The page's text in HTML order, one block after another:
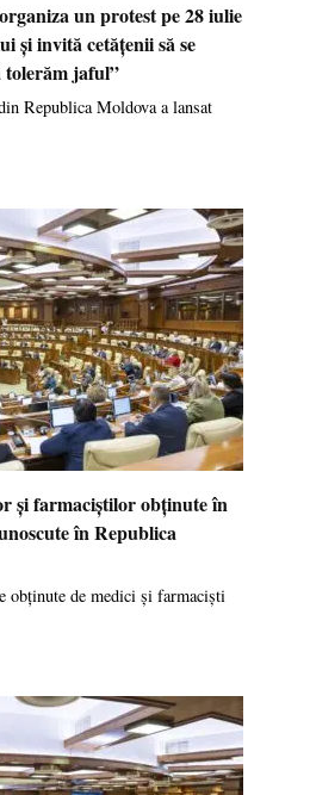
un protest pe 28 iulie
și invită cetățenii să se
tolerăm jaful”
Republica Moldova a lansat
și farmaciștilor obținute în
în Republica
obținute de medici și farmaciști